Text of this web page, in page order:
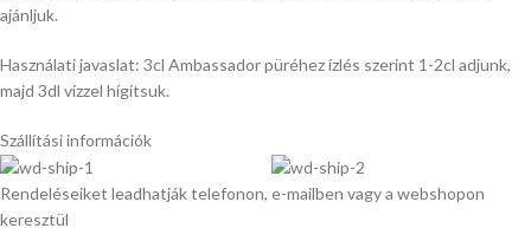
ajánljuk.
Használati javaslat: 3cl Ambassador püréhez ízlés szerint 1-2cl adjunk,
majd 3dl vízzel hígítsuk.
Szállítási információk
Rendeléseiket leadhatják telefonon, e-mailben vagy a webshopon
keresztül